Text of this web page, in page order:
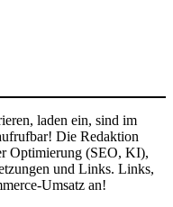
laden ein, sind im
Die Redaktion
Optimierung (SEO, KI),
und Links. Links,
Umsatz an!